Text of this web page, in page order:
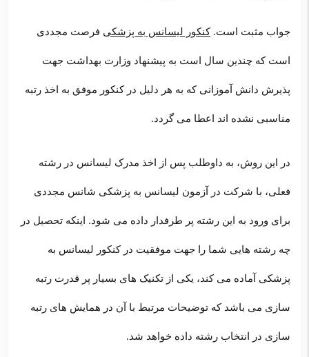
جواب مثبت است.کنکور لیسانس به پزشکی فرصت مجددی
است که چندین سال است به پیشنهاد وزارت بهداشت جهت
پذیرش دانش آموزانی که به هر دلیل در کنکور موفق به اخذ رتبه
مناسبی نشده اند اعطا می گردد.
در این روش، به داوطلب پس از اخذ مدرک لیسانس در رشته
فعلی، با شرکت در آزمون لیسانس به پزشکی شانس مجددی
برای ورود به این رشته پر طرفدار داده می شود. اینکه تحصیل در
چه رشته هایی شما را جهت موفقیت در کنکور لیسانس به
پزشکی آماده می کند، یکی از تکنیک های بسیار پر قدرت رتبه
سازی می باشد که توضیحات مرتبط با آن در همایش های رتبه
سازی در انتخاب رشته داده خواهد شد.